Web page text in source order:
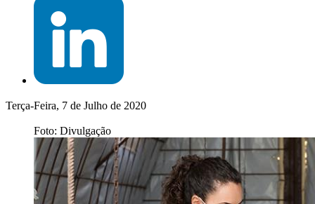
Terça-Feira, 7 de Julho de 2020
Foto: Divulgação